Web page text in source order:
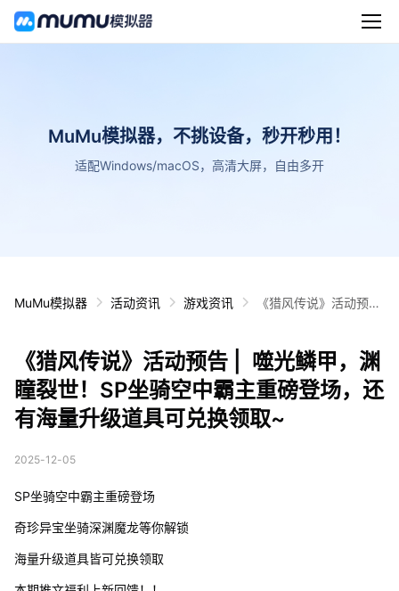
MuMu模拟器，不挑设备，秒开秒用！
适配Windows/macOS，高清大屏，自由多开
MuMu模拟器 活动资讯 游戏资讯
《猎风传说》活动预告
磅登场，还有海量升级
道具可兑换领取~
《猎风传说》活动预告 | 噬光鳞甲，渊
瞳裂世！SP坐骑空中霸主重磅登场，还
有海量升级道具可兑换领取~
2025-12-05
SP坐骑空中霸主重磅登场
奇珍异宝坐骑深渊魔龙等你解锁
海量升级道具皆可兑换领取